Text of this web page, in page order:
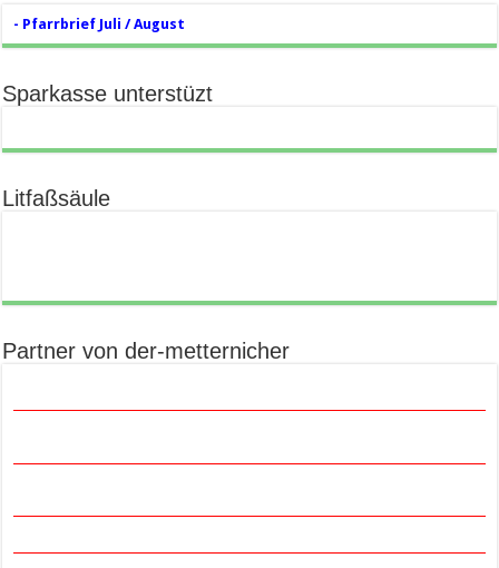
- Pfarrbrief Juli / August
Sparkasse unterstüzt
Litfaßsäule
Partner von der-metternicher